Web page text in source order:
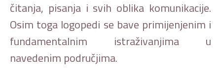
čitanja, pisanja i svih oblika komunikacije.
Osim toga logopedi se bave primijenjenim i
fundamentalnim istraživanjima u
navedenim područjima.